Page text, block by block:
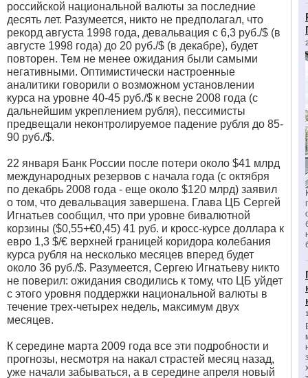
российской национальной валюты за последние
десять лет. Разумеется, никто не предполагал, что
рекорд августа 1998 года, девальвация с 6,3 руб./$ (в
августе 1998 года) до 20 руб./$ (в декабре), будет
повторен. Тем не менее ожидания были самыми
негативными. Оптимистически настроенные
аналитики говорили о возможном установлении
курса на уровне 40-45 руб./$ к весне 2008 года (с
дальнейшим укреплением рубля), пессимисты
предвещали неконтролируемое падение рубля до 85-
90 руб./$.
22 января Банк России после потери около $41 млрд
международных резервов с начала года (с октября
по декабрь 2008 года - еще около $120 млрд) заявил
о том, что девальвация завершена. Глава ЦБ Сергей
Игнатьев сообщил, что при уровне бивалютной
корзины ($0,55+€0,45) 41 руб. и кросс-курсе доллара к
евро 1,3 $/€ верхней границей коридора колебания
курса рубля на несколько месяцев вперед будет
около 36 руб./$. Разумеется, Сергею Игнатьеву никто
не поверил: ожидания сводились к тому, что ЦБ уйдет
с этого уровня поддержки национальной валюты в
течение трех-четырех недель, максимум двух
месяцев.
К середине марта 2009 года все эти подробности и
прогнозы, несмотря на накал страстей месяц назад,
уже начали забываться, а в середине апреля новый